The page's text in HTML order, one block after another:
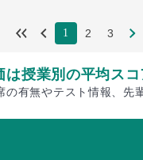
1 2 3
は授業別の平均スコ
有無やテスト情報、先